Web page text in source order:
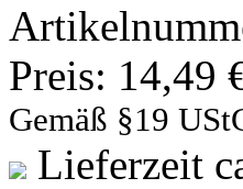
Preis: 14,49
Gemäß §19
Lieferzeit